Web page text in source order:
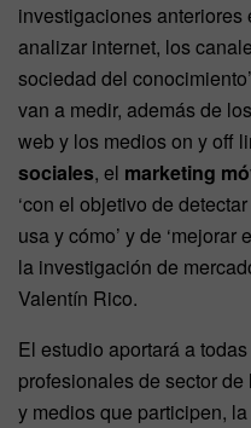
investigaciones
analizar internet, los
sociedad del
van a medir, además de
web y los medios on y off
sociales, el marketing
‘con el objetivo de
usa y cómo’ y de
la investigación de
Valentín Rico.
El estudio aportará a
profesionales de sector
y medios que participen,